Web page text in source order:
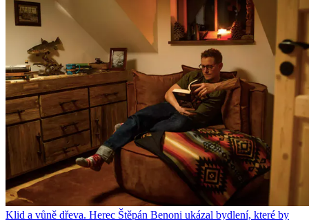
Klid a vůně dřeva. Herec Štěpán Benoni ukázal bydlení, které by